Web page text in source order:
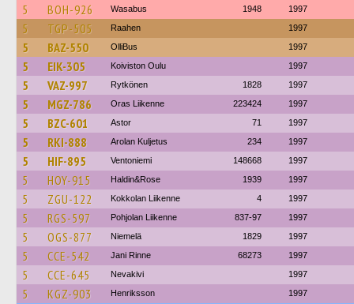
5 BOH-926 Wasabus 1948 1997
5 TGP-505 Raahen 1997
5 BAZ-550 OlliBus 1997
5 EIK-305 Koiviston Oulu 1997
5 VAZ-997 Rytkönen 1828 1997
5 MGZ-786 Oras Liikenne 223424 1997
5 BZC-601 Astor 71 1997
5 RKI-888 Arolan Kuljetus 234 1997
5 HIF-895 Ventoniemi 148668 1997
5 HOY-915 Haldin&Rose 1939 1997
5 ZGU-122 Kokkolan Liikenne 4 1997
5 RGS-597 Pohjolan Liikenne 837-97 1997
5 OGS-877 Niemelä 1829 1997
5 CCE-542 Jani Rinne 68273 1997
5 CCE-645 Nevakivi 1997
5 KGZ-903 Henriksson 1997